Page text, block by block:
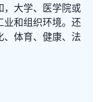
，大学、医学院或
业和组织环境。还
、体育、健康、法